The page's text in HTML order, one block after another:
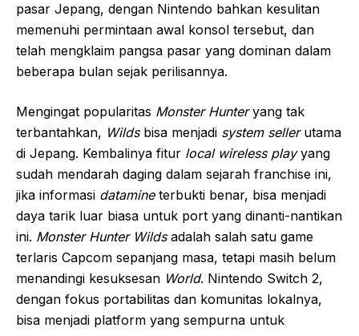
pasar Jepang, dengan Nintendo bahkan kesulitan
memenuhi permintaan awal konsol tersebut, dan
telah mengklaim pangsa pasar yang dominan dalam
beberapa bulan sejak perilisannya.
Mengingat popularitas Monster Hunteryang tak
terbantahkan, Wildsbisa menjadi system sellerutama
di Jepang. Kembalinya fitur local wireless playyang
sudah mendarah daging dalam sejarah franchise ini,
jika informasi datamineterbukti benar, bisa menjadi
daya tarik luar biasa untuk port yang dinanti-nantikan
ini. Monster Hunter Wildsadalah salah satu game
terlaris Capcom sepanjang masa, tetapi masih belum
menandingi kesuksesan World. Nintendo Switch 2,
dengan fokus portabilitas dan komunitas lokalnya,
bisa menjadi platform yang sempurna untuk